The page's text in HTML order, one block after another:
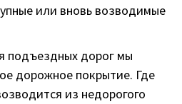
или вновь возводимые
подъездных дорог мы
дорожное покрытие. Где
из недорогого